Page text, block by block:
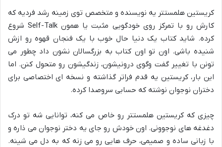
کریستین هلمستتر یه نویسنده و متخصص توی زمینه رشد فردیه که
کارش رو با تمرکز روی خودگویی مثبت یا همون Self-Talk شروع
کرده. شاید کتاب یک دنیا حال خوب با یک فنجان قهوه رو ازش
شنیده باشی. اون تو اون کتاب به بزرگسالان نشون داد چطور می
تونن با تغییر گفت وگوی درونیشون، زندگیشون رو متحول کنن. اما
این بار، کریستین یه قدم فراتر گذاشته و نسخه ای اختصاصی برای
دختران نوجوان نوشته که حسابی سروصدا کرده.
چیزی که کریستین هلمستتر رو خاص می کنه، توانایی شه تو درک
دغدغه های نوجوونی. اون خودش رو جای یه دختر نوجوان می ذاره و
با زبانی ساده و صمیمی، حرف هایی رو می زنه که به دل می شینه.